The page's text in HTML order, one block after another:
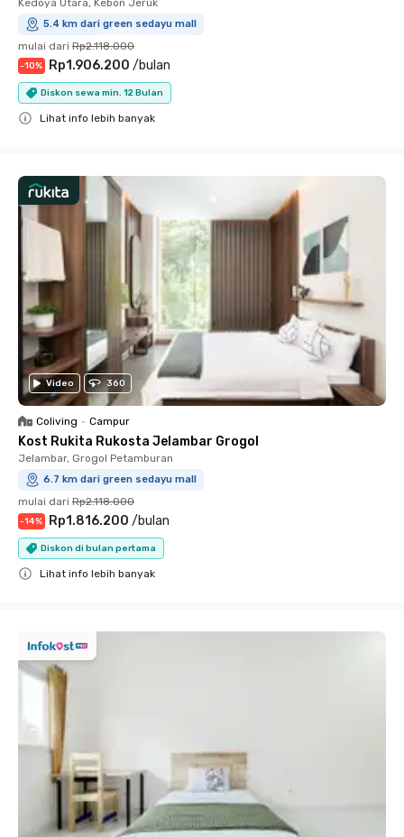
Kedoya Utara, Kebon Jeruk
5.4 km dari green sedayu mall
mulai dari Rp2.118.000
-10% Rp1.906.200 /bulan
Diskon sewa min. 12 Bulan
Lihat info lebih banyak
Video 360
Coliving • Campur
Kost Rukita Rukosta Jelambar Grogol
Jelambar, Grogol Petamburan
6.7 km dari green sedayu mall
mulai dari Rp2.118.000
-14% Rp1.816.200 /bulan
Diskon di bulan pertama
Lihat info lebih banyak